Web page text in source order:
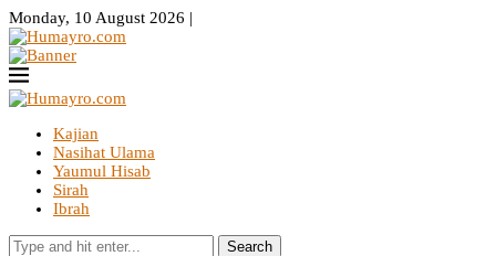
Monday, 10 August 2026 |
Kajian
Nasihat Ulama
Yaumul Hisab
Sirah
Ibrah
Search